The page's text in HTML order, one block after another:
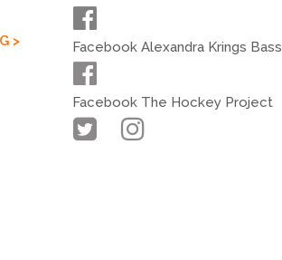
>
Facebook Alexandra Krings Bass
Facebook The Hockey Project